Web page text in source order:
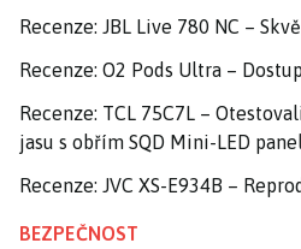
Recenze: JBL Live 780 NC –
Recenze: O2 Pods Ultra –
Recenze: TCL 75C7L –
jasu s obřím SQD Mini-LED
Recenze: JVC XS-E934B –
BEZPEČNOST